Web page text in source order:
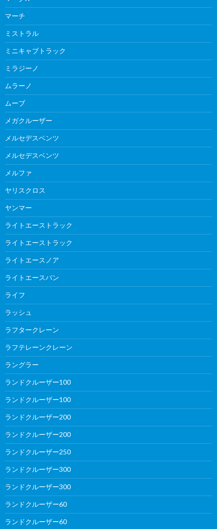
マーチ
ミストラル
ミニキャブトラック
ミラジーノ
ムラーノ
ムーブ
メガクルーザー
メルセデスベンツ
メルセデスベンツ
メルファ
ヤリスクロス
ヤンマー
ライトエーストラック
ライトエーストラック
ライトエースノア
ライトエースバン
ライフ
ラッシュ
ラフタークレーン
ラフテレーンクレーン
ラングラー
ランドクルーザー100
ランドクルーザー100
ランドクルーザー200
ランドクルーザー200
ランドクルーザー250
ランドクルーザー300
ランドクルーザー300
ランドクルーザー60
ランドクルーザー60